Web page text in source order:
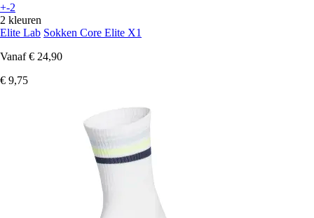
+-2
2 kleuren
Elite Lab Sokken Core Elite X1
Vanaf € 24,90
€ 9,75